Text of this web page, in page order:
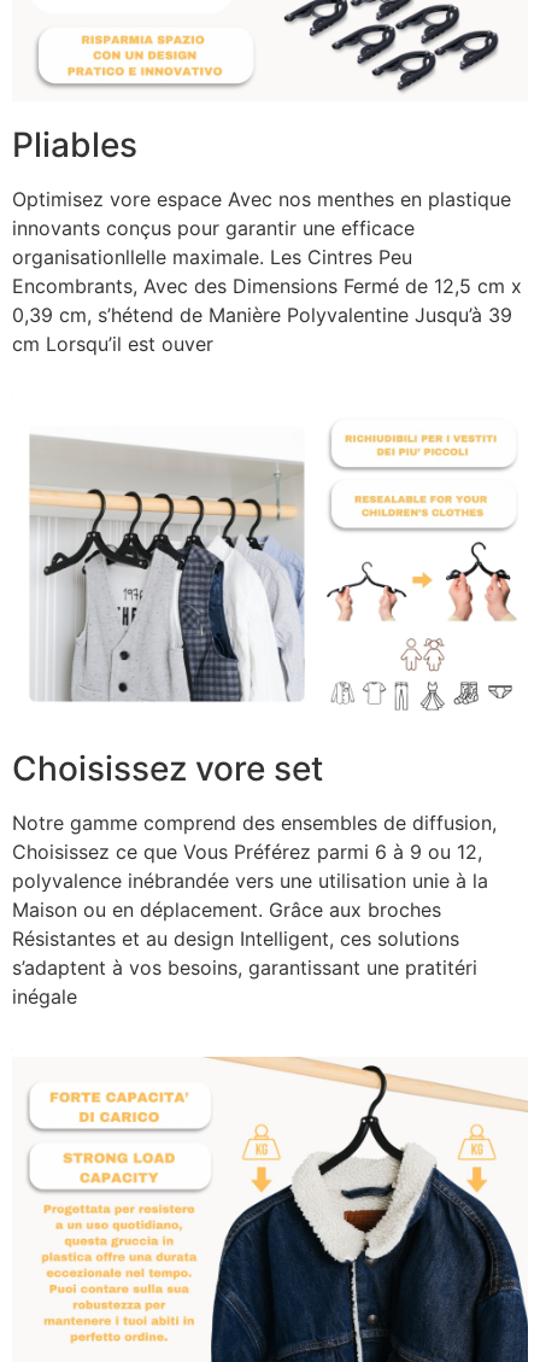
Pliables
Optimisez vore espace Avec nos menthes en plastique
innovants conçus pour garantir une efficace
organisationllelle maximale. Les Cintres Peu
Encombrants, Avec des Dimensions Fermé de 12,5 cm x
0,39 cm, s’hétend de Manière Polyvalentine Jusqu’à 39
cm Lorsqu’il est ouver
Choisissez vore set
Notre gamme comprend des ensembles de diffusion,
Choisissez ce que Vous Préférez parmi 6 à 9 ou 12,
polyvalence inébrandée vers une utilisation unie à la
Maison ou en déplacement. Grâce aux broches
Résistantes et au design Intelligent, ces solutions
s’adaptent à vos besoins, garantissant une pratitéri
inégale